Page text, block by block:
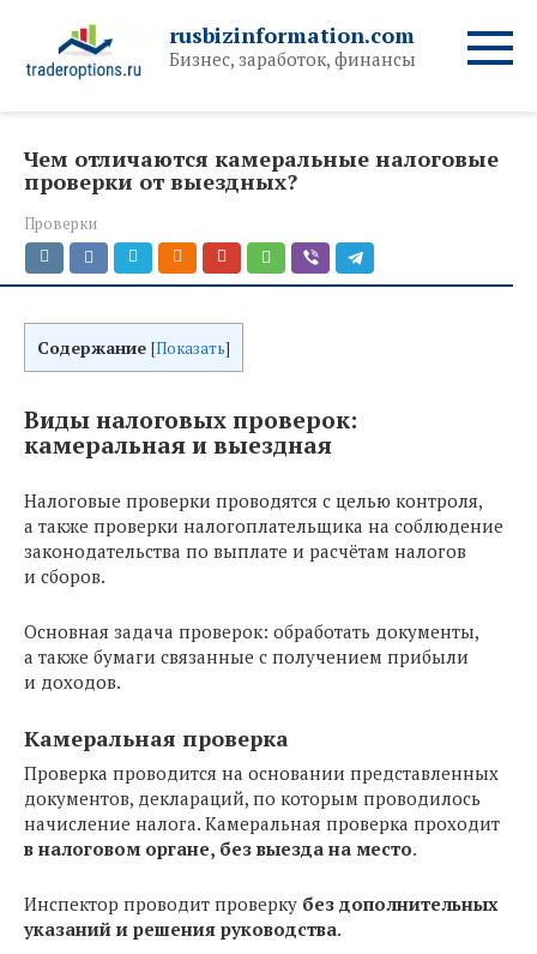
контенту
rusbizinformation.com
Бизнес, заработок, финансы
Чем отличаются камеральные налоговые
проверки от выездных?
Проверки
Содержание [Показать]
Виды налоговых проверок:
камеральная и выездная
Налоговые проверки проводятся с целью контроля,
а также проверки налогоплательщика на соблюдение
законодательства по выплате и расчётам налогов
и сборов.
Основная задача проверок: обработать документы,
а также бумаги связанные с получением прибыли
и доходов.
Камеральная проверка
Проверка проводится на основании представленных
документов, деклараций, по которым проводилось
начисление налога. Камеральная проверка проходит
в налоговом органе, без выезда на место.
Инспектор проводит проверку без дополнительных
указаний и решения руководства.